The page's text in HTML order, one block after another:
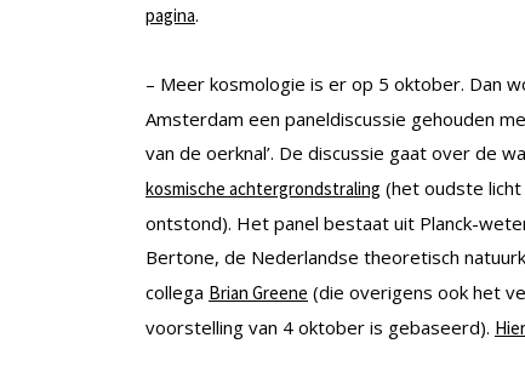
pagina.
– Meer kosmologie is er op 5 oktober. Dan
Amsterdam een paneldiscussie gehouden
van de oerknal’. De discussie gaat over de
kosmische achtergrondstraling (het oudste licht
ontstond). Het panel bestaat uit Planck-
Bertone, de Nederlandse theoretisch
collega Brian Greene (die overigens ook het
voorstelling van 4 oktober is gebaseerd). Hier